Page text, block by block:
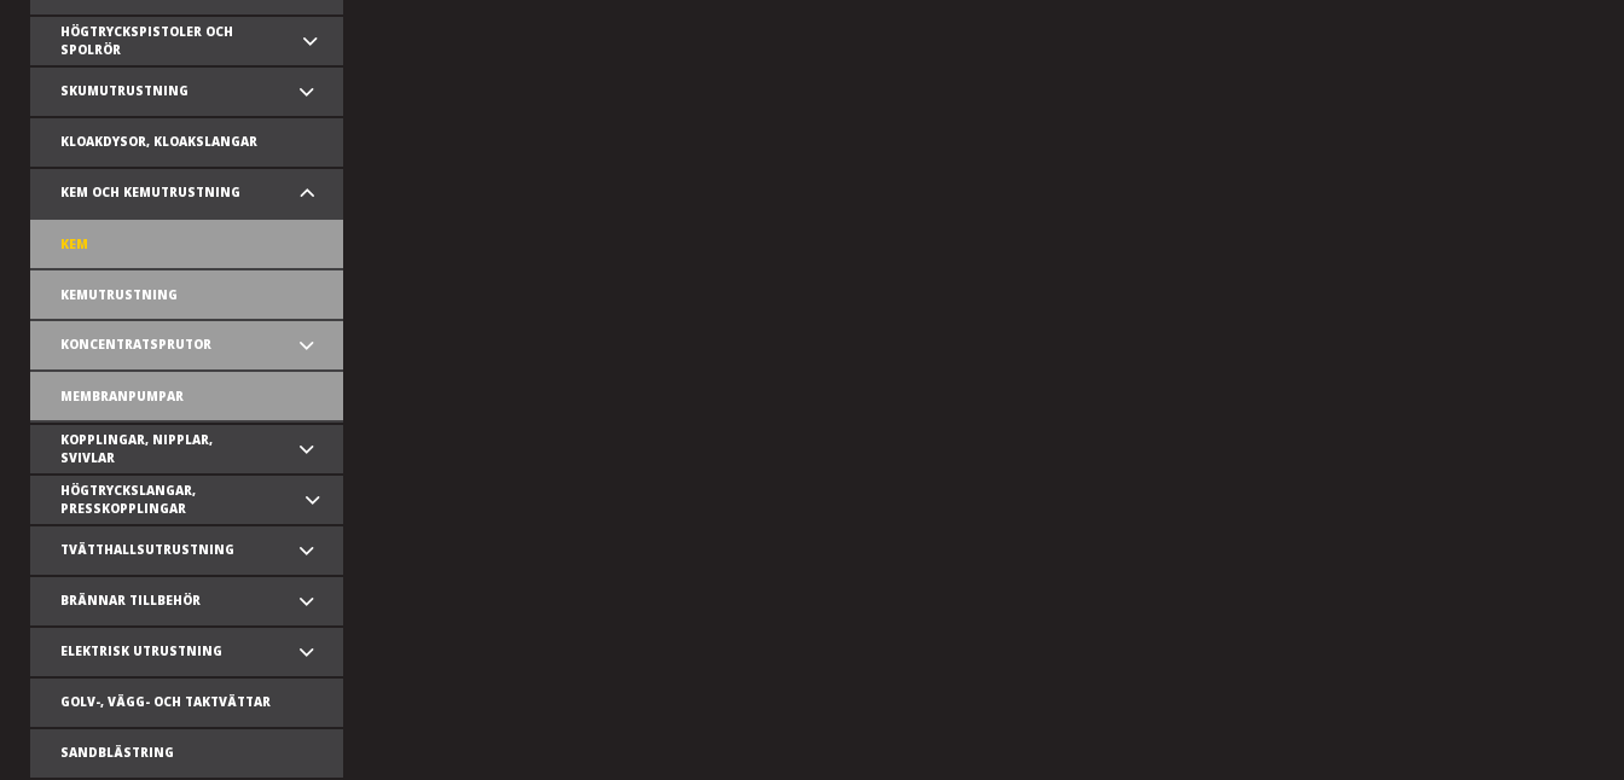
HÖGTRYCKSPISTOLER OCH
SPOLRÖR
SKUMUTRUSTNING
KLOAKDYSOR, KLOAKSLANGAR
KEM OCH KEMUTRUSTNING
KEM
KEMUTRUSTNING
KONCENTRATSPRUTOR
MEMBRANPUMPAR
KOPPLINGAR, NIPPLAR,
SVIVLAR
HÖGTRYCKSLANGAR,
PRESSKOPPLINGAR
TVÄTTHALLSUTRUSTNING
BRÄNNAR TILLBEHÖR
ELEKTRISK UTRUSTNING
GOLV-, VÄGG- OCH TAKTVÄTTAR
SANDBLÄSTRING